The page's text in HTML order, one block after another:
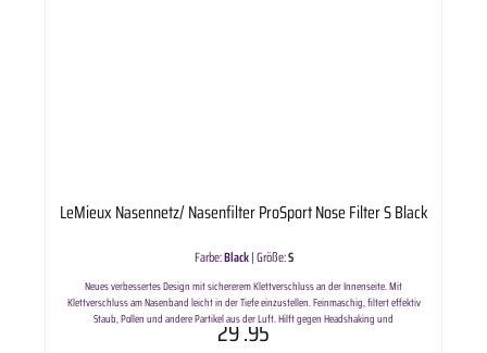
LeMieux Nasennetz/ Nasenfilter ProSport Nose Filter S Black
Farbe:Black|Größe:S
Neues verbessertes Design mit sichererem Klettverschluss an der Innenseite. Mit
Klettverschluss am Nasenband leicht in der Tiefe einzustellen. Feinmaschig, filtert effektiv
Staub, Pollen und andere Partikel aus der Luft. Hilft gegen Headshaking und
Sommerreizungen. Verkauf im 2er Pack.
29.95